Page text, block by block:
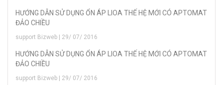
HƯỚNG DẪN SỬ DỤNG ỔN ÁP LIOA THẾ HỆ MỚI CÓ APTOMAT
ĐẢO CHIỀU
support Bizweb | 29/ 07/ 2016
HƯỚNG DẪN SỬ DỤNG ỔN ÁP LIOA THẾ HỆ MỚI CÓ APTOMAT
ĐẢO CHIỀU
support Bizweb | 29/ 07/ 2016